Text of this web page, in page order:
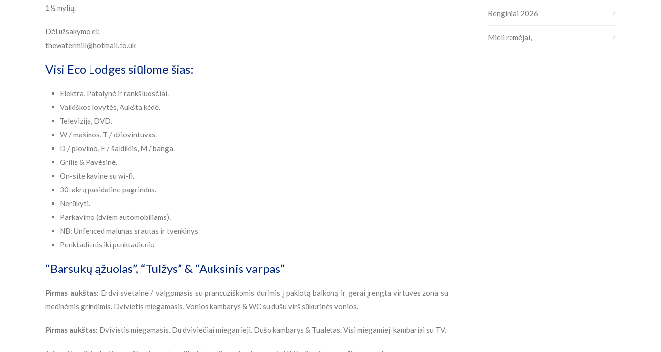
1½ mylių.
Dėl užsakymo el:
thewatermill@hotmail.co.uk
Visi Eco Lodges siūlome šias:
Elektra, Patalynė ir rankšluosčiai.
Vaikiškos lovytės, Aukšta kėdė.
Televizija, DVD.
W / mašinos, T / džiovintuvas.
D / plovimo, F / šaldiklis, M / banga.
Grilis & Pavėsinė.
On-site kavinė su wi-fi.
30-akrų pasidalino pagrindus.
Nerūkyti.
Parkavimo (dviem automobiliams).
NB: Unfenced malūnas srautas ir tvenkinys
Penktadienis iki penktadienio
“Barsukų ąžuolas”, “Tulžys” & “Auksinis varpas”
Pirmas aukštas: Erdvi svetainė / valgomasis su prancūziškomis durimis į paklotą balkoną ir gerai įrengta virtuvės zona su
medinėmis grindimis. Dvivietis miegamasis, Vonios kambarys & WC su dušu virš sūkurinės vonios.
Pirmas aukštas: Dvivietis miegamasis. Du dviviečiai miegamieji. Dušo kambarys & Tualetas. Visi miegamieji kambariai su TV.
Renginiai 2026
Mieli rėmėjai,